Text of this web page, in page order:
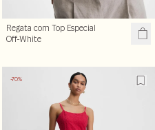
Regata com Top Especial
Off-White
-70%